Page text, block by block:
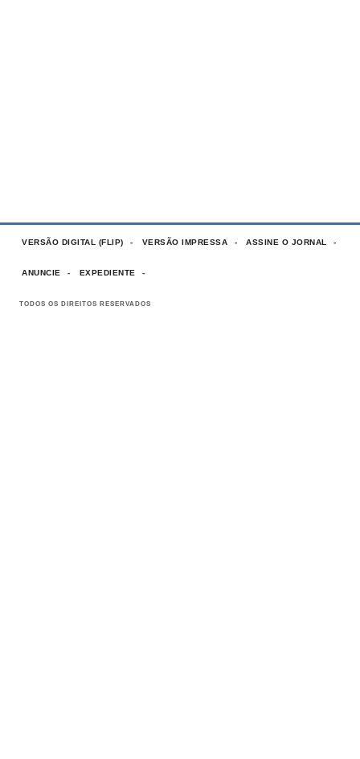
VERSÃO DIGITAL (FLIP) VERSÃO IMPRESSA ASSINE O JORNAL
ANUNCIE EXPEDIENTE
TODOS OS DIREITOS RESERVADOS